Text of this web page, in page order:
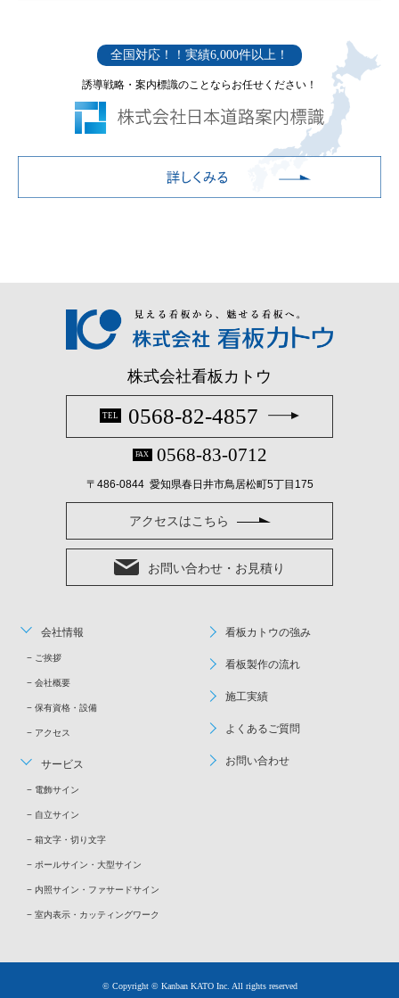
全国対応！！実績6,000件以上！
誘導戦略・案内標識のことならお任せください！
株式会社看板カトウ
TEL 0568-82-4857
FAX 0568-83-0712
〒486-0844 愛知県春日井市鳥居松町5丁目175
アクセスはこちら
お問い合わせ・お見積り
会社情報
ご挨拶
会社概要
保有資格・設備
アクセス
サービス
電飾サイン
自立サイン
箱文字・切り文字
ポールサイン・大型サイン
内照サイン・ファサードサイン
室内表示・カッティングワーク
看板カトウの強み
看板製作の流れ
施工実績
よくあるご質問
お問い合わせ
© Copyright © Kanban KATO Inc. All rights reserved